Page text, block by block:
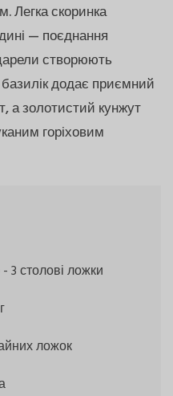
Легка скоринка
— поєднання
створюють
додає приємний
а золотистий кунжут
горіховим
- 3 столові ложки
ложок